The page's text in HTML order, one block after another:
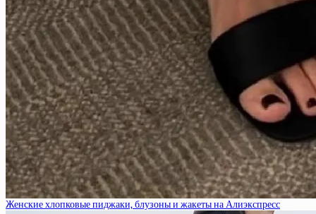
Женские хлопковые пиджаки, блузоны и жакеты на Алиэкспресс